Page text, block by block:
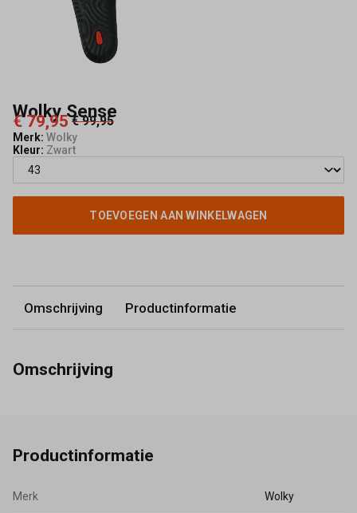
Wolky Sense
€ 79,95 € 99,95
Merk: Wolky
Kleur: Zwart
TOEVOEGEN AAN WINKELWAGEN
Omschrijving Productinformatie
Omschrijving
Productinformatie
Merk Wolky